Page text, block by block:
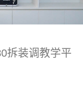
拆装调教学平